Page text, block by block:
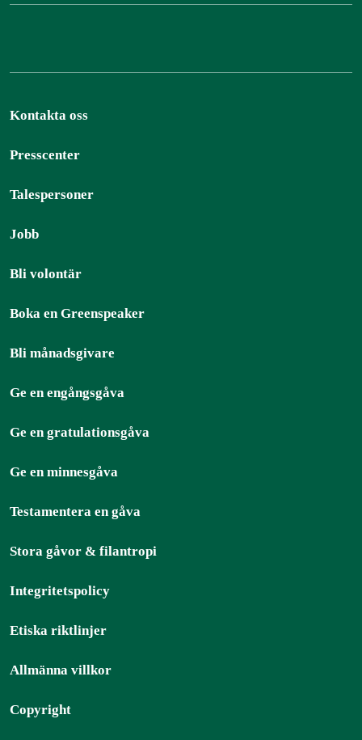
Kontakta oss
Presscenter
Talespersoner
Jobb
Bli volontär
Boka en Greenspeaker
Bli månadsgivare
Ge en engångsgåva
Ge en gratulationsgåva
Ge en minnesgåva
Testamentera en gåva
Stora gåvor & filantropi
Integritetspolicy
Etiska riktlinjer
Allmänna villkor
Copyright